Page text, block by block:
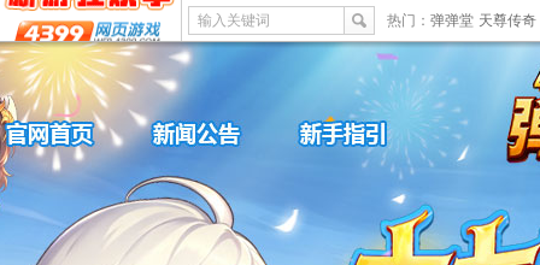
输入关键词 热门： 弹弹堂 天尊传奇